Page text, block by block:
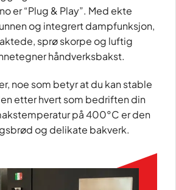
er “Plug & Play”. Med ekte
og integrert dampfunksjon,
sprø skorpe og luftig
håndverksbakst.
noe som betyr at du kan stable
etter hvert som bedriften din
på 400°C er den
og delikate bakverk.